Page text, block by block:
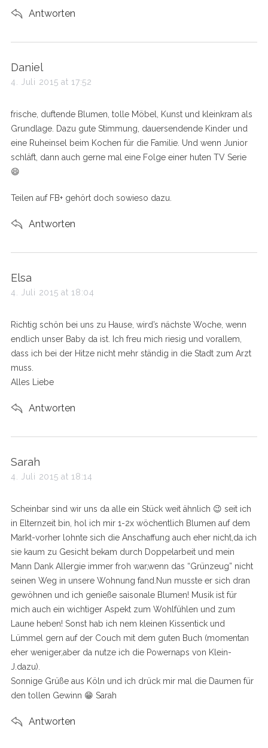
Antworten
s
a
s
:
Daniel
4. Juli 2015 at 17:52
frische, duftende Blumen, tolle Möbel, Kunst und kleinkram als
Grundlage. Dazu gute Stimmung, dauersendende Kinder und
eine Ruheinsel beim Kochen für die Familie. Und wenn Junior
schläft, dann auch gerne mal eine Folge einer huten TV Serie
😄
Teilen auf FB+ gehört doch sowieso dazu.
Antworten
s
a
s
Elsa
4. Juli 2015 at 18:04
Richtig schön bei uns zu Hause, wird’s nächste Woche, wenn
endlich unser Baby da ist. Ich freu mich riesig und vorallem,
dass ich bei der Hitze nicht mehr ständig in die Stadt zum Arzt
muss.
Alles Liebe
Antworten
s
a
s
:
Sarah
4. Juli 2015 at 18:14
Scheinbar sind wir uns da alle ein Stück weit ähnlich 😉 seit ich
in Elternzeit bin, hol ich mir 1-2x wöchentlich Blumen auf dem
Markt-vorher lohnte sich die Anschaffung auch eher nicht,da ich
sie kaum zu Gesicht bekam durch Doppelarbeit und mein
Mann Dank Allergie immer froh war,wenn das “Grünzeug” nicht
seinen Weg in unsere Wohnung fand.Nun musste er sich dran
gewöhnen und ich genieße saisonale Blumen! Musik ist für
mich auch ein wichtiger Aspekt zum Wohlfühlen und zum
Laune heben! Sonst hab ich nem kleinen Kissentick und
Lümmel gern auf der Couch mit dem guten Buch (momentan
eher weniger,aber da nutze ich die Powernaps von Klein-
J.dazu).
Sonnige Grüße aus Köln und ich drück mir mal die Daumen für
den tollen Gewinn 😁 Sarah
Antworten